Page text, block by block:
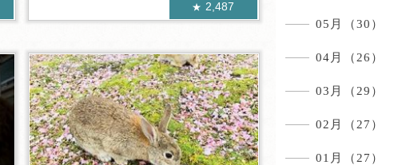
2,487
05月（30）
04月（26）
03月（29）
02月（27）
01月（27）